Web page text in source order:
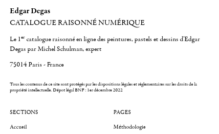
Edgar Degas
CATALOGUE RAISONNÉ NUMÉRIQUE
Le 1er catalogue raisonné en ligne des peintures, pastels et dessins d'Edgar
Degas par Michel Schulman, expert
75014 Paris - France
Tous les contenus de ce site sont protégés par les dispositions légales et réglementaires sur les droits de la
propriété intellectuelle.Dépot légal BNF : 1er décembre 2022
SECTIONS
Accueil
PAGES
Méthodologie